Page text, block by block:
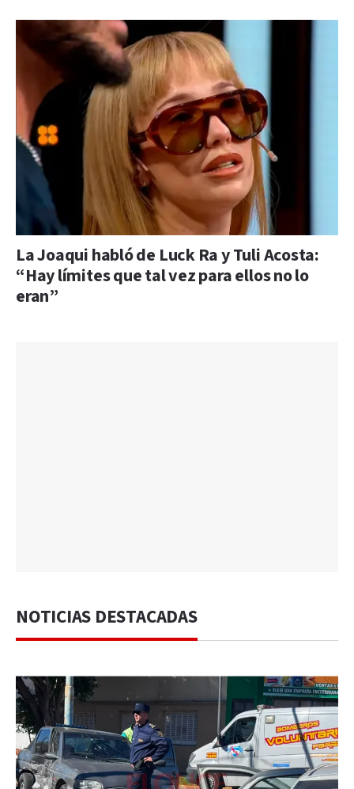
La Joaqui habló de Luck Ra y Tuli Acosta:
“Hay límites que tal vez para ellos no lo
eran”
NOTICIAS DESTACADAS